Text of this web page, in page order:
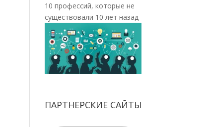
10 профессий, которые не
существовали 10 лет назад
ПАРТНЕРСКИЕ САЙТЫ